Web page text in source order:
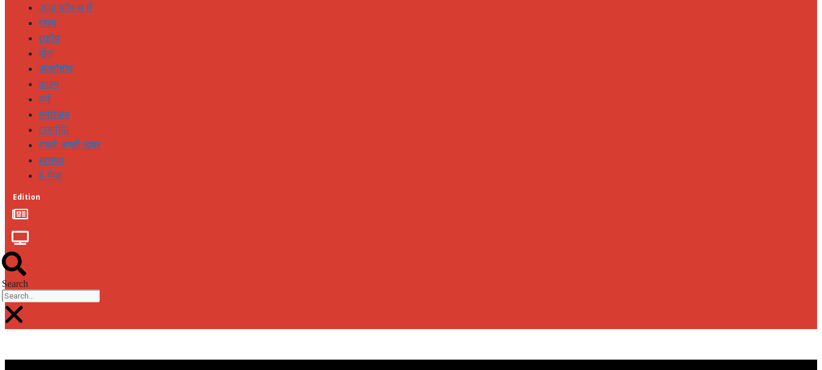
आज फोकस में
राज्य
राष्ट्रीय
खेल
अंतर्राष्ट्रीय
क्राइम
धर्म
मनोरंजन
राजनीति
सबसे अच्छी खबर
स्वास्थ्य
ई-पेपर
Edition
Search